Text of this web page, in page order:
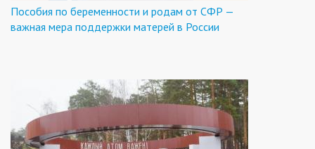
Пособия по беременности и родам от СФР —
важная мера поддержки матерей в России